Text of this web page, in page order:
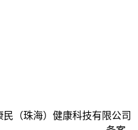
民（珠海）健康科技有限公司